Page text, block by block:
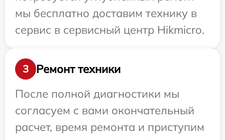
мы бесплатно доставим технику в
сервис в сервисный центр Hikmicro.
3
Ремонт техники
После полной диагностики мы
согласуем с вами окончательный
расчет, время ремонта и приступим